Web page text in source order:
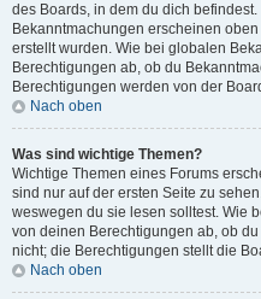
des Boards, in dem du dich
Bekanntmachungen erscheinen
erstellt wurden. Wie bei globalen
Berechtigungen ab, ob du
Berechtigungen werden von der
Nach oben
Was sind wichtige Themen?
Wichtige Themen eines Forums
sind nur auf der ersten Seite zu
weswegen du sie lesen solltest. Wie
von deinen Berechtigungen ab, ob
nicht; die Berechtigungen stellt die
Nach oben